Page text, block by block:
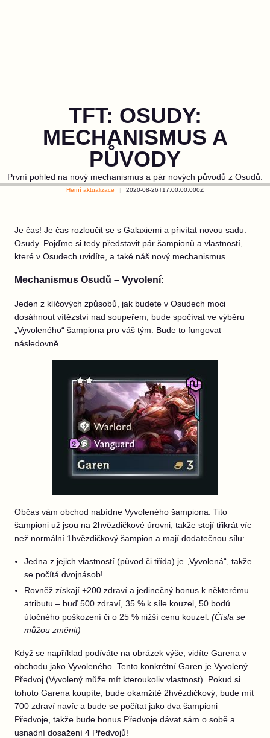
TFT: OSUDY:
MECHANISMUS A
PŮVODY
První pohled na nový mechanismus a pár nových původů z Osudů.
Herní aktualizace 2020-08-26T17:00:00.000Z
Je čas! Je čas rozloučit se s Galaxiemi a přivítat novou sadu:
Osudy. Pojďme si tedy představit pár šampionů a vlastností,
které v Osudech uvidíte, a také náš nový mechanismus.
Mechanismus Osudů – Vyvolení:
Jeden z klíčových způsobů, jak budete v Osudech moci
dosáhnout vítězství nad soupeřem, bude spočívat ve výběru
„Vyvoleného“ šampiona pro váš tým. Bude to fungovat
následovně.
Občas vám obchod nabídne Vyvoleného šampiona. Tito
šampioni už jsou na 2hvězdičkové úrovni, takže stojí třikrát víc
než normální 1hvězdičkový šampion a mají dodatečnou sílu:
Jedna z jejich vlastností (původ či třída) je „Vyvolená“, takže
se počítá dvojnásob!
Rovněž získají +200 zdraví a jedinečný bonus k některému
atributu – buď 500 zdraví, 35 % k síle kouzel, 50 bodů
útočného poškození či o 25 % nižší cenu kouzel. (Čísla se
můžou změnit)
Když se například podíváte na obrázek výše, vidíte Garena v
obchodu jako Vyvoleného. Tento konkrétní Garen je Vyvolený
Předvoj (Vyvolený může mít kteroukoliv vlastnost). Pokud si
tohoto Garena koupíte, bude okamžitě 2hvězdičkový, bude mít
700 zdraví navíc a bude se počítat jako dva šampioni
Předvoje, takže bude bonus Předvoje dávat sám o sobě a
usnadní dosažení 4 Předvojů!